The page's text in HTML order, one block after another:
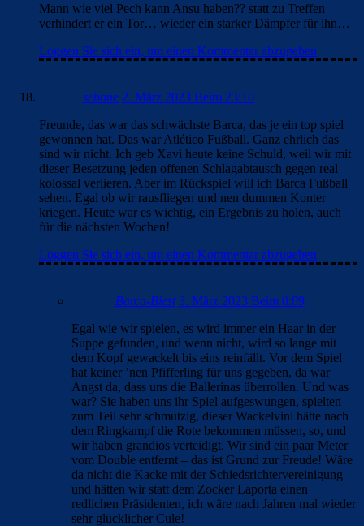
Mann wie viel Pech kann Ansu haben?? statt zu Treffen
verhindert er ein Tor… wieder ein starker Dämpfer für ihn…
Loggen Sie sich ein, um einen Kommentar abzugeben
sebone 2. März 2023 Beim 23:10
Freunde, das war das schwächste Barca, das je ein top spiel
gewonnen hat. Das war Atlético Fußball. Ganz ehrlich das
sind wir nicht. Ich geb Xavi heute keine Schuld, weil wir mit
dieser Besetzung jeden offenen Schlagabtausch gegen real
kolossal verlieren. Aber im Rückspiel will ich Barca Fußball
sehen. Egal ob wir rausfliegen und nen dummen Konter
kriegen. Heute war es wichtig, ein Ergebnis zu holen, auch
für die nächsten Wochen!
Loggen Sie sich ein, um einen Kommentar abzugeben
Barca-Biest 3. März 2023 Beim 0:09
Egal wie wir spielen, es wird immer ein Haar in der
Suppe gefunden, und wenn nicht, wird so lange mit
dem Kopf gewackelt bis eins reinfällt. Vor dem Spiel
hat keiner ’nen Pfifferling für uns gegeben, da war
Angst da, dass uns die Ballerinas überrollen. Und was
war? Sie haben uns ihr Spiel aufgeswungen, spielten
zum Teil sehr schmutzig, dieser Wackelvini hätte nach
dem Ringkampf die Rote bekommen müssen, so, und
wir haben grandios verteidigt. Wir sind ein paar Meter
vom Double entfernt – das ist Grund zur Freude! Wäre
da nicht die Kacke mit der Schiedsrichtervereinigung
und hätten wir statt dem Zocker Laporta einen
redlichen Präsidenten, ich wäre nach Jahren mal wieder
sehr glücklicher Cule!